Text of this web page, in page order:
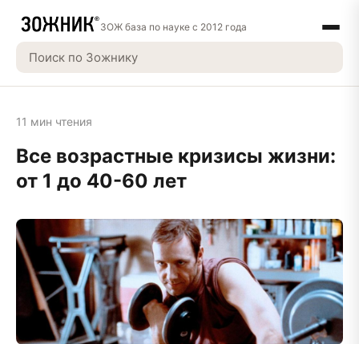
ЗОЖ база по науке с 2012 года
11 мин чтения
Все возрастные кризисы жизни:
от 1 до 40-60 лет